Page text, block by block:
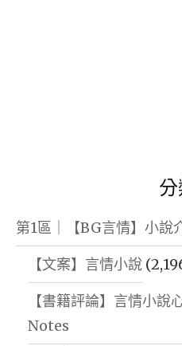
第1區｜【BG言情】小說
【文案】言情小說
【書籍評論】言情小
Notes